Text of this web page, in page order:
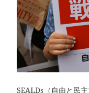
SEALDs（自由と民